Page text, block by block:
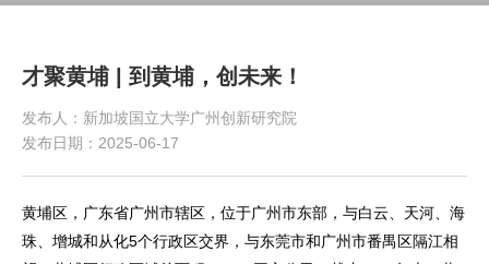
才聚黄埔 | 到黄埔，创未来！
发布人：新加坡国立大学广州创新研究院
发布日期：2025-06-17
黄埔区，广东省广州市辖区，位于广州市东部，与白云、天河、海
珠、增城和从化5个行政区交界，与东莞市和广州市番禺区隔江相